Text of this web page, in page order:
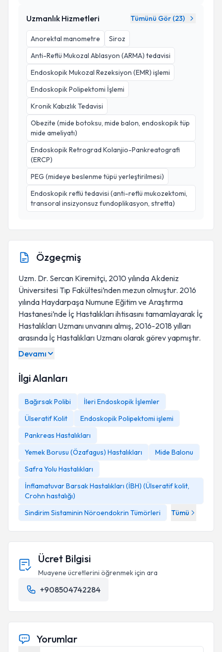
Uzmanlık Hizmetleri Tümünü Gör (23)
Anorektal manometre
Siroz
Anti-Reflü Mukozal Ablasyon (ARMA) tedavisi
Endoskopik Mukozal Rezeksiyon (EMR) işlemi
Endoskopik Polipektomi İşlemi
Kronik Kabızlık Tedavisi
Obezite (mide botoksu, mide balon, endoskopik tüp
mide ameliyatı)
Endoskopik Retrograd Kolanjio-Pankreatografi
(ERCP)
PEG (mideye beslenme tüpü yerleştirilmesi)
Endoskopik reflü tedavisi (anti-reflü mukozektomi,
transoral insizyonsuz fundoplikasyon, stretta)
Özgeçmiş
Uzm. Dr. Sercan Kiremitçi, 2010 yılında Akdeniz
Üniversitesi Tıp Fakültesi’nden mezun olmuştur. 2016
yılında Haydarpaşa Numune Eğitim ve Araştırma
Hastanesi’nde İç Hastalıkları ihtisasını tamamlayarak İç
Hastalıkları Uzmanı unvanını almış, 2016-2018 yılları
arasında İç Hastalıkları Uzmanı olarak görev yapmıştır.
Devamı
İlgi Alanları
Bağırsak Polibi
İleri Endoskopik İşlemler
Ülseratif Kolit
Endoskopik Polipektomi işlemi
Pankreas Hastalıkları
Yemek Borusu (Özafagus) Hastalıkları
Mide Balonu
Safra Yolu Hastalıkları
İnflamatuvar Barsak Hastalıkları (İBH) (Ülseratif kolit,
Crohn hastalığı)
Sindirim Sistaminin Nöroendokrin Tümörleri
Tümü
Ücret Bilgisi
Muayene ücretlerini öğrenmek için ara
+908504742284
Yorumlar